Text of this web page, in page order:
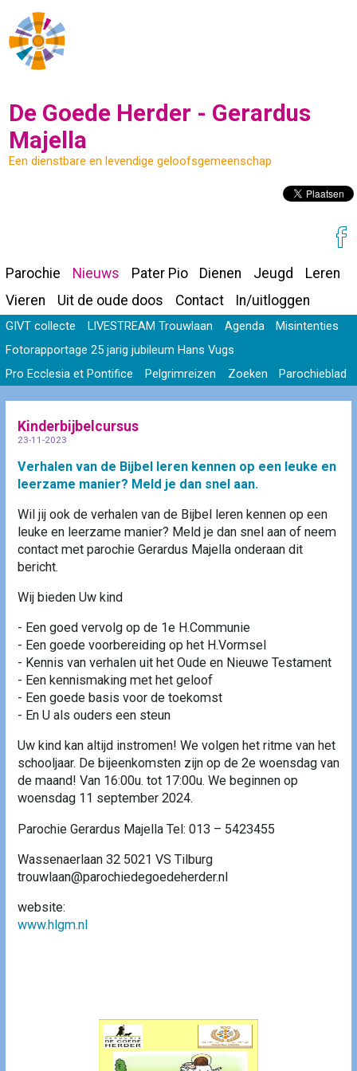
De Goede Herder - Gerardus
Majella
Een dienstbare en levendige geloofsgemeenschap
Parochie Nieuws Pater Pio Dienen Jeugd
Leren
Vieren
Uit de oude doos Contact In/uitloggen
GIVT collecte LIVESTREAM Trouwlaan Agenda
Misintenties
Fotorapportage 25 jarig jubileum Hans Vugs
Pro Ecclesia et Pontifice
Pelgrimreizen Zoeken Parochieblad
Kinderbijbelcursus
23-11-2023
Verhalen van de Bijbel leren kennen op een leuke en
leerzame manier? Meld je dan snel aan.
Wil jij ook de verhalen van de Bijbel leren kennen op een
leuke en leerzame manier? Meld je dan snel aan of neem
contact met parochie Gerardus Majella onderaan dit
bericht.
Wij bieden Uw kind
- Een goed vervolg op de 1e H.Communie
- Een goede voorbereiding op het H.Vormsel
- Kennis van verhalen uit het Oude en Nieuwe Testament
- Een kennismaking met het geloof
- Een goede basis voor de toekomst
- En U als ouders een steun
Uw kind kan altijd instromen! We volgen het ritme van het
schooljaar. De bijeenkomsten zijn op de 2e woensdag van
de maand! Van 16:00u. tot 17:00u. We beginnen op
woensdag 11 september 2024.
Parochie Gerardus Majella Tel: 013 – 5423455
Wassenaerlaan 32 5021 VS Tilburg
trouwlaan@parochiedegoedeherder.nl
website:
www.hlgm.nl